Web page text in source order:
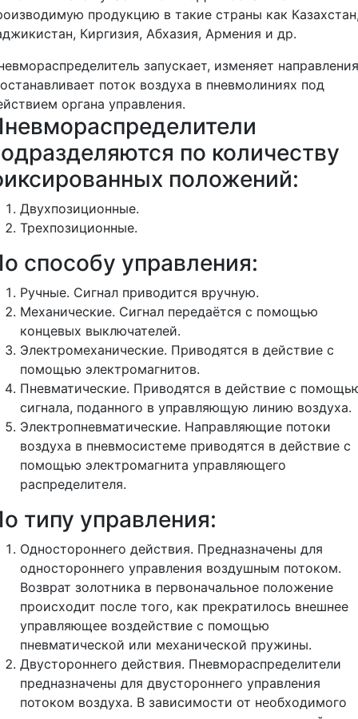
продукцию в такие страны как
Киргизия, Абхазия, Армения и др.
запускает, изменяет направления
поток воздуха в пневмолиниях под
органа управления.
по количеству
положений:
Двухпозиционные.
Трехпозиционные.
способу управления:
Ручные. Сигнал приводится вручную.
Механические. Сигнал передаётся с помощью
концевых выключателей.
Электромеханические. Приводятся в действие с
помощью электромагнитов.
Пневматические. Приводятся в действие c
сигнала, поданного в управляющую линию воздуха.
Электропневматические. Направляющие потоки
воздуха в пневмосистеме приводятся в действие с
помощью электромагнита управляющего
распределителя.
типу управления:
Одностороннего действия. Предназначены для
одностороннего управления воздушным потоком.
Возврат золотника в первоначальное положение
происходит после того, как прекратилось внешнее
управляющее воздействие с помощью
пневматической или механической пружины.
Двустороннего действия. Пневмораспределители
предназначены для двустороннего управления
потоком воздуха. В зависимости от необходимого